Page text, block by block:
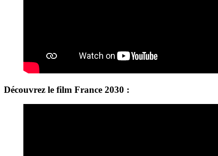
Découvrez le film France 2030 :